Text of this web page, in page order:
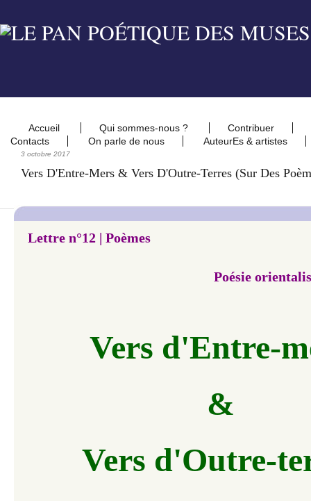
Accueil Qui sommes-nous ?
Contribuer
Contacts
On parle de nous AuteurEs & artistes
3 octobre 2017
Vers D'Entre-Mers & Vers D'Outre-Terres (sur Des
Lettre n°12 | Poèmes
Poésie
Vers d'Entre-
&
Vers d'Outre-